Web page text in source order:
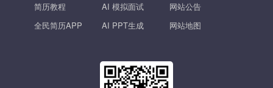
简历教程
全民简历APP
AI 模拟面试
AI PPT生成
网站公告
网站地图